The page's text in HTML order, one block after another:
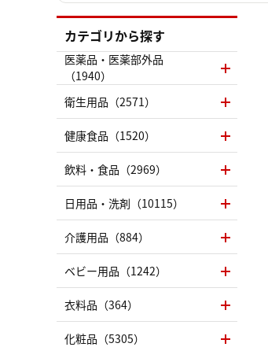
カテゴリから探す
医薬品・医薬部外品
（1940）
衛生用品（2571）
健康食品（1520）
飲料・食品（2969）
日用品・洗剤（10115）
介護用品（884）
ベビー用品（1242）
衣料品（364）
化粧品（5305）